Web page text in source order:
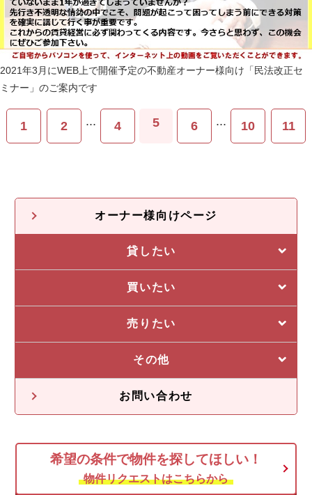
2021年3月にWEB上で開催予定の不動産オーナー様向け「民法改正セ
ミナー」のご案内です
1 2 ... 4 5 6 ... 10 11
オーナー様向けページ
貸したい
選ばれる5つの理由
管理システム
買いたい
私たちの5つの強み
収益物件一覧
不動産投資の流れ
売りたい
売却に強い5つの理由
不動産無料査定
その他
オーナー様の声
空き家
お問い合わせ
希望の条件で物件を探してほしい！
物件リクエストはこちらから